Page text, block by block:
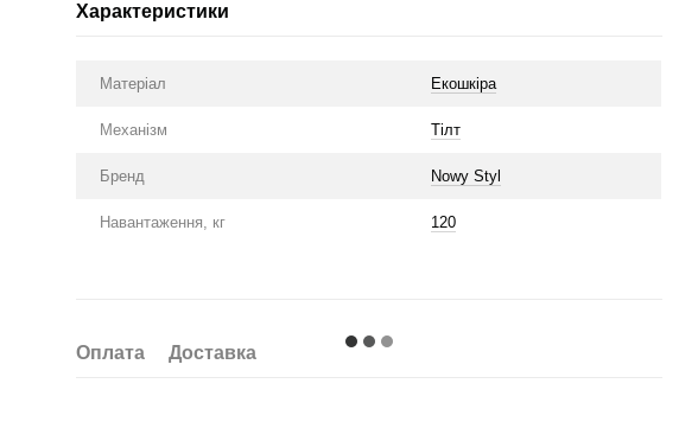
Характеристики
Матеріал Екошкіра
Механізм Тілт
Бренд Nowy Styl
Навантаження, кг 120
Оплата Доставка